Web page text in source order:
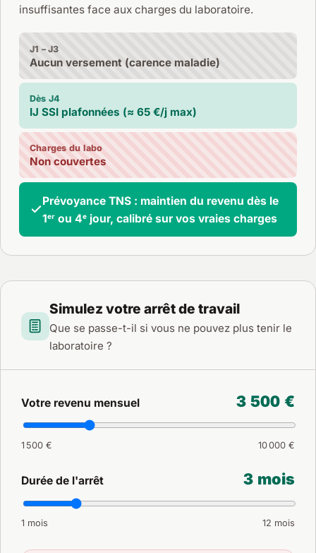
insuffisantes face aux charges du laboratoire.
J1 – J3
Aucun versement (carence maladie)
Dès J4
IJ SSI plafonnées (≈ 65 €/j max)
Charges du labo
Non couvertes
Prévoyance TNS : maintien du revenu dès le
1ᵉʳ ou 4ᵉ jour, calibré sur vos vraies charges
Simulez votre arrêt de travail
Que se passe-t-il si vous ne pouvez plus tenir le
laboratoire ?
Votre revenu mensuel 3 500 €
1 500 € 10 000 €
Durée de l'arrêt 3 mois
1 mois 12 mois